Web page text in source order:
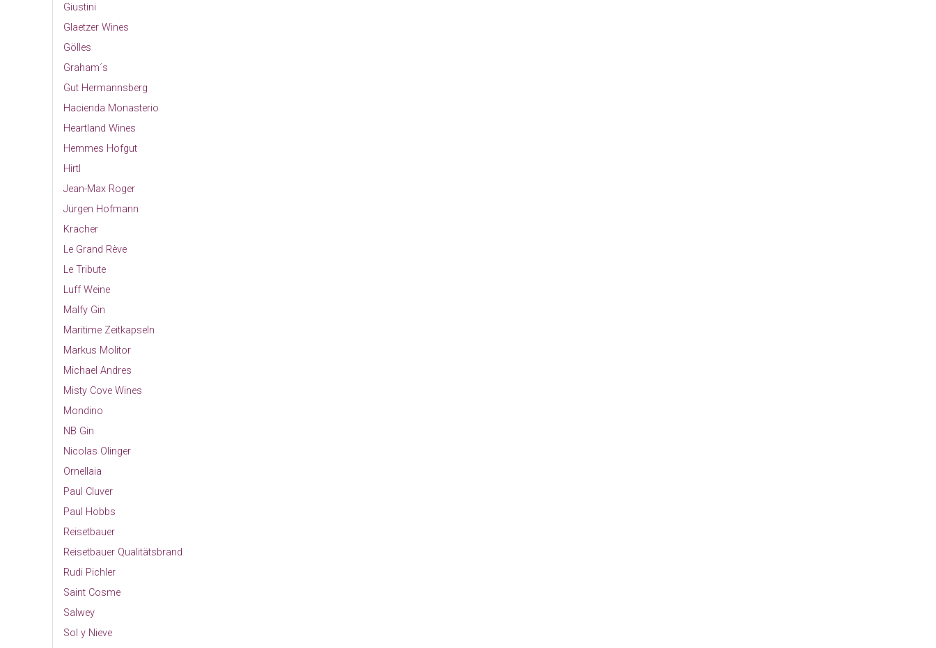
Giustini
Glaetzer Wines
Gölles
Graham´s
Gut Hermannsberg
Hacienda Monasterio
Heartland Wines
Hemmes Hofgut
Hirtl
Jean-Max Roger
Jürgen Hofmann
Kracher
Le Grand Rève
Le Tribute
Luff Weine
Malfy Gin
Maritime Zeitkapseln
Markus Molitor
Michael Andres
Misty Cove Wines
Mondino
NB Gin
Nicolas Olinger
Ornellaia
Paul Cluver
Paul Hobbs
Reisetbauer
Reisetbauer Qualitätsbrand
Rudi Pichler
Saint Cosme
Salwey
Sol y Nieve